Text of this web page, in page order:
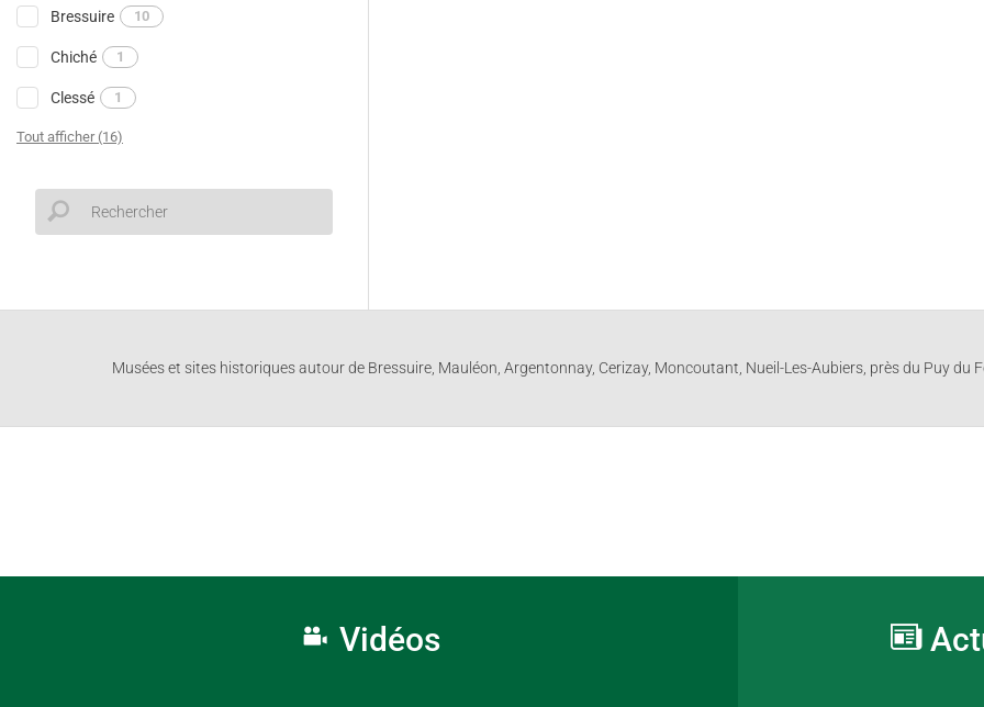
Bressuire 10
Chiché 1
Clessé 1
Tout afficher (16)
Musées et sites historiques autour de Bressuire, Mauléon, Argentonnay, Cerizay, Moncoutant, Nueil-Les-Aubiers, près du Puy du
Vidéos